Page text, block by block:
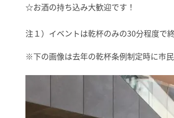
☆お酒の持ち込み大歓迎です！
注１）イベントは乾杯のみの30分程度で
※下の画像は去年の乾杯条例制定時に市